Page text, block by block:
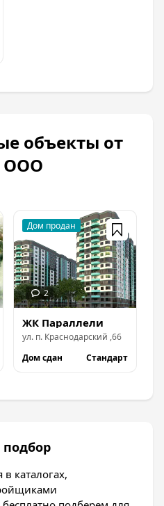
объекты от
ООО
ЖК Параллели
ул. п. Краснодарский ,66
Дом сдан
Стандарт
каталогах,